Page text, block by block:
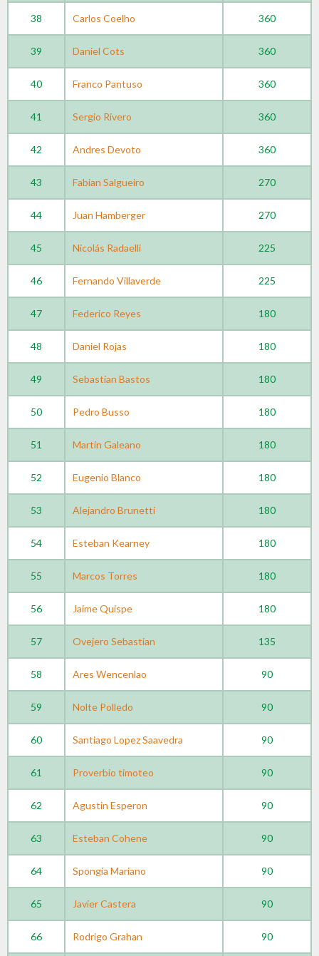
38 Carlos Coelho 360
39 Daniel Cots 360
40 Franco Pantuso 360
41 Sergio Rivero 360
42 Andres Devoto 360
43 Fabian Salgueiro 270
44 Juan Hamberger 270
45 Nicolás Radaelli 225
46 Fernando Villaverde 225
47 Federico Reyes 180
48 Daniel Rojas 180
49 Sebastian Bastos 180
50 Pedro Busso 180
51 Martin Galeano 180
52 Eugenio Blanco 180
53 Alejandro Brunetti 180
54 Esteban Kearney 180
55 Marcos Torres 180
56 Jaime Quispe 180
57 Ovejero Sebastian 135
58 Ares Wencenlao 90
59 Nolte Polledo 90
60 Santiago Lopez Saavedra 90
61 Proverbio timoteo 90
62 Agustin Esperon 90
63 Esteban Cohene 90
64 Spongia Mariano 90
65 Javier Castera 90
66 Rodrigo Grahan 90